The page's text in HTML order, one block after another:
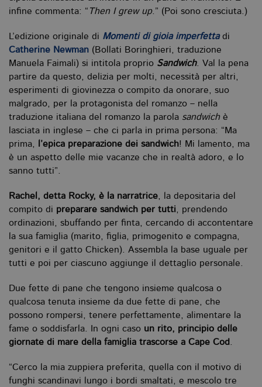
infine commenta: “ Then I grew up.” (Poi sono cresciuta.)
L’edizione originale di Momenti di gioia imperfettadi
Catherine Newman (Bollati Boringhieri, traduzione
Manuela Faimali) si intitola proprio Sandwich. Val la pena
partire da questo, delizia per molti, necessità per altri,
esperimenti di giovinezza o compito da onorare, suo
malgrado, per la protagonista del romanzo – nella
traduzione italiana del romanzo la parola sandwich è
lasciata in inglese – che ci parla in prima persona: “Ma
prima, l’epica preparazione dei sandwich! Mi lamento, ma
è un aspetto delle mie vacanze che in realtà adoro, e lo
sanno tutti”.
Rachel, detta Rocky, è la narratrice, la depositaria del
compito di preparare sandwich per tutti, prendendo
ordinazioni, sbuffando per finta, cercando di accontentare
la sua famiglia (marito, figlia, primogenito e compagna,
genitori e il gatto Chicken). Assembla la base uguale per
tutti e poi per ciascuno aggiunge il dettaglio personale.
Due fette di pane che tengono insieme qualcosa o
qualcosa tenuta insieme da due fette di pane, che
possono rompersi, tenere perfettamente, alimentare la
fame o soddisfarla. In ogni caso un rito, principio delle
giornate di mare della famiglia trascorse a Cape Cod.
“Cerco la mia zuppiera preferita, quella con il motivo di
funghi scandinavi lungo i bordi smaltati, e mescolo tre